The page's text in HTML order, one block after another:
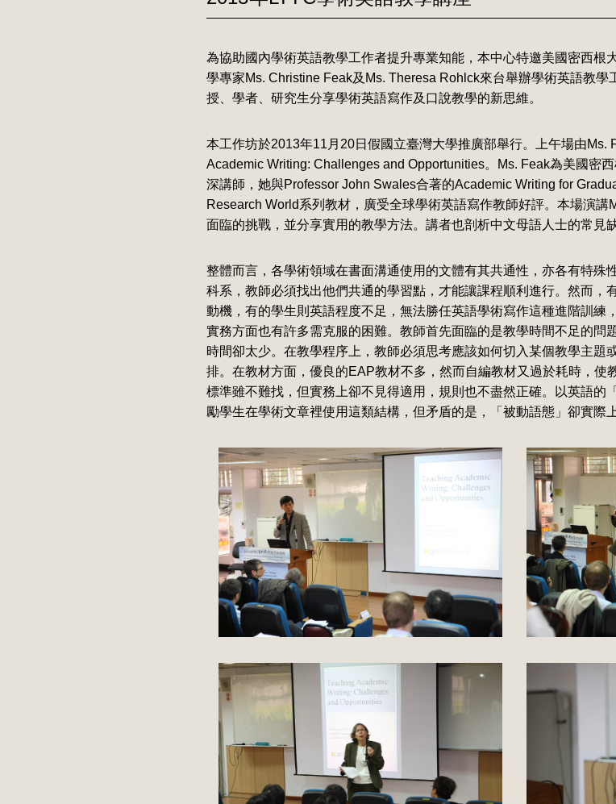
為協助國內學術英語教學工作者提升專業知能，本中心特邀美國密西根
學專家Ms. Christine Feak及Ms. Theresa Rohlck來台舉辦學術英語教學
授、學者、研究生分享學術英語寫作及口說教學的新思維。
本工作坊於2013年11月20日假國立臺灣大學推廣部舉行。上午場由Ms.
Academic Writing: Challenges and Opportunities。Ms. Feak為美國密
深講師，她與Professor John Swales合著的Academic Writing for
Research World系列教材，廣受全球學術英語寫作教師好評。本場演講
面臨的挑戰，並分享實用的教學方法。講者也剖析中文母語人士的常見
整體而言，各學術領域在書面溝通使用的文體有其共通性，亦各有特殊
科系，教師必須找出他們共通的學習點，才能讓課程順利進行。然而，
動機，有的學生則英語程度不足，無法勝任英語學術寫作這種進階訓練
實務方面也有許多需克服的困難。教師首先面臨的是教學時間不足的問
時間卻太少。在教學程序上，教師必須思考應該如何切入某個教學主題
排。在教材方面，優良的EAP教材不多，然而自編教材又過於耗時，使
標準雖不難找，但實務上卻不見得適用，規則也不盡然正確。以英語的
勵學生在學術文章裡使用這類結構，但矛盾的是，「被動語態」卻實際